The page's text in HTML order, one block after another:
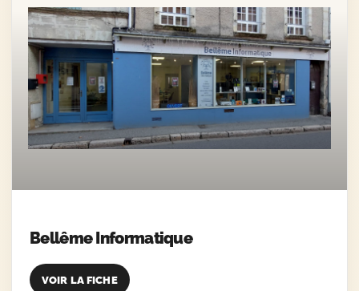
Bellême Informatique
VOIR LA FICHE